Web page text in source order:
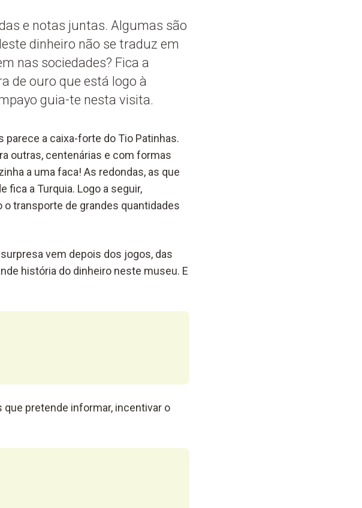
e notas juntas. Algumas são
dinheiro não se traduz em
nas sociedades? Fica a
de ouro que está logo à
guia-te nesta visita.
a caixa-forte do Tio Patinhas.
outras, centenárias e com formas
a uma faca! As redondas, as que
fica a Turquia. Logo a seguir,
transporte de grandes quantidades
vem depois dos jogos, das
história do dinheiro neste museu. E
pretende informar, incentivar o